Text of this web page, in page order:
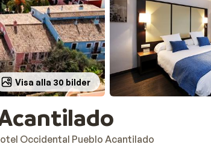
Visa alla 30 bilder
Occidental Pueblo Acantilado